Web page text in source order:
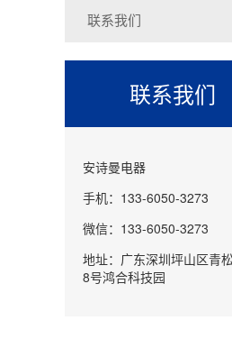
联系我们
联系我们
安诗曼电器
手机：133-6050-3273
微信：133-6050-3273
地址：广东深圳坪山区青
8号鸿合科技园